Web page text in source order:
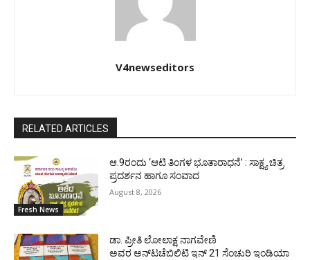
V4newseditors
RELATED ARTICLES
Fresh News
ಆ.9ರಂದು ‘ಆಟಿ ತಿಂಗಳ ಭೂತಾರಾಧನೆ’ : ಸಾಕ್ಷ್ಯ ಚಿತ್ರ
ಪ್ರದರ್ಶನ ಹಾಗೂ ಸಂವಾದ
August 8, 2026
ಡಾ. ಪ್ರೀತಿ ಲೋಲಾಕ್ಷ ನಾಗವೇಣಿ
ಅವರ ಅನ್‌ಟಚೆಬಿಲಿಟಿ ಇನ್ 21 ಸೆಂಚುರಿ ಇಂಡಿಯಾ